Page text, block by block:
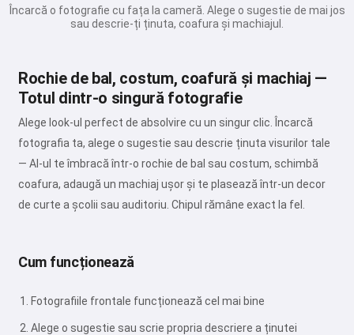
Încarcă o fotografie cu fața la cameră. Alege o sugestie de mai jos
sau descrie-ți ținuta, coafura și machiajul.
Rochie de bal, costum, coafură și machiaj —
Totul dintr-o singură fotografie
Alege look-ul perfect de absolvire cu un singur clic. Încarcă
fotografia ta, alege o sugestie sau descrie ținuta visurilor tale
— AI-ul te îmbracă într-o rochie de bal sau costum, schimbă
coafura, adaugă un machiaj ușor și te plasează într-un decor
de curte a școlii sau auditoriu. Chipul rămâne exact la fel.
Cum funcționează
Fotografiile frontale funcționează cel mai bine
Alege o sugestie sau scrie propria descriere a ținutei